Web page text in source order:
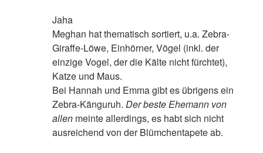
Jaha
Meghan hat thematisch sortiert, u.a. Zebra-
Giraffe-Löwe, Einhörner, Vögel (inkl. der
einzige Vogel, der die Kälte nicht fürchtet),
Katze und Maus.
Bei Hannah und Emma gibt es übrigens ein
Zebra-Känguruh. Der beste Ehemann von
allen meinte allerdings, es habt sich nicht
ausreichend von der Blümchentapete ab.